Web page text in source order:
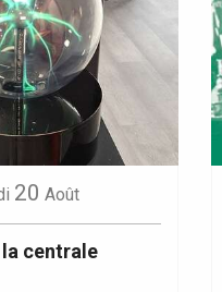
20 Août
la centrale